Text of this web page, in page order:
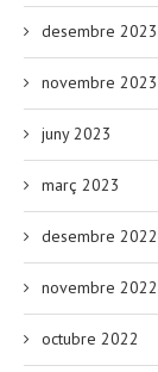
desembre 2023
novembre 2023
juny 2023
març 2023
desembre 2022
novembre 2022
octubre 2022